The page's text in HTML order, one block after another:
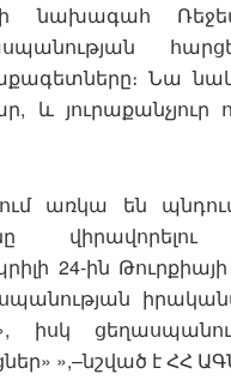
նախագահ
Նա
և
առկա են
24-ին
իսկ
»,–նշված է ՀՀ